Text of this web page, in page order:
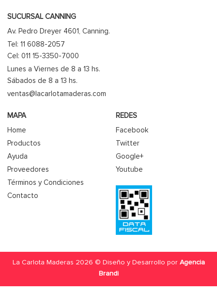
SUCURSAL CANNING
Av. Pedro Dreyer 4601, Canning.
Tel: 11 6088-2057
Cel: 011 15-3350-7000
Lunes a Viernes de 8 a 13 hs.
Sábados de 8 a 13 hs.
ventas@lacarlotamaderas.com
MAPA
Home
Productos
Ayuda
Proveedores
Términos y Condiciones
Contacto
REDES
Facebook
Twitter
Google+
Youtube
La Carlota Maderas 2026 © Diseño y Desarrollo por Agencia
Brandi